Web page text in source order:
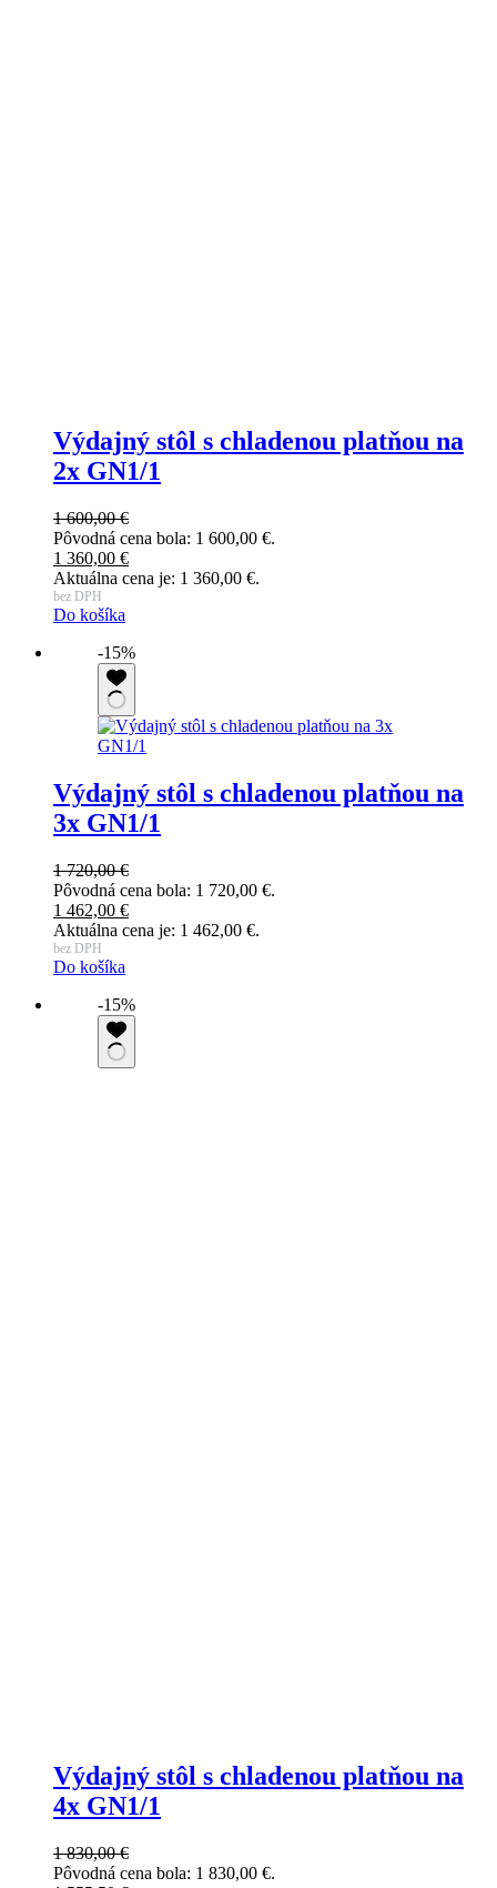
Výdajný stôl s chladenou platňou na
2x GN1/1
1 600,00€
Pôvodná cena bola: 1 600,00 €.
1 360,00 €
Aktuálna cena je: 1 360,00 €.
bez DPH
Do košíka
-15%
Výdajný stôl s chladenou platňou na
3x GN1/1
1 720,00€
Pôvodná cena bola: 1 720,00 €.
1 462,00 €
Aktuálna cena je: 1 462,00 €.
bez DPH
Do košíka
-15%
Výdajný stôl s chladenou platňou na
4x GN1/1
1 830,00€
Pôvodná cena bola: 1 830,00 €.